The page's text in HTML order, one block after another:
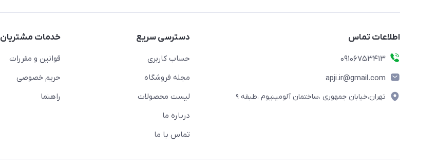
اطلاعات تماس
09106753413
apji.ir@gmail.com
تهران،خیابان جمهوری ،ساختمان آلومینیوم ،طبقه ۹
دسترسی سریع
حساب کاربری
مجله فروشگاه
لیست محصولات
درباره ما
تماس با ما
خدمات مشتریان
قوانین و مقررات
حریم خصوصی
راهنما